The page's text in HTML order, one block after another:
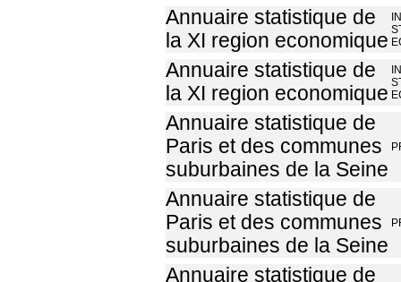
Annuaire statistique de
la XI region economique
Annuaire statistique de
la XI region economique
Annuaire statistique de
Paris et des communes
suburbaines de la Seine
Annuaire statistique de
Paris et des communes
suburbaines de la Seine
Annuaire statistique de